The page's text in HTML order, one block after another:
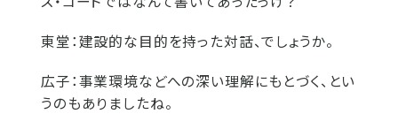
東堂：建設的な目的を持った対話、でしょうか。
広子：事業環境などへの深い理解にもとづく、とい
うのもありましたね。